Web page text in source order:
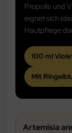
Propolis und
eignet sich
Hautpflege
100 ml
Mit
Artemisia